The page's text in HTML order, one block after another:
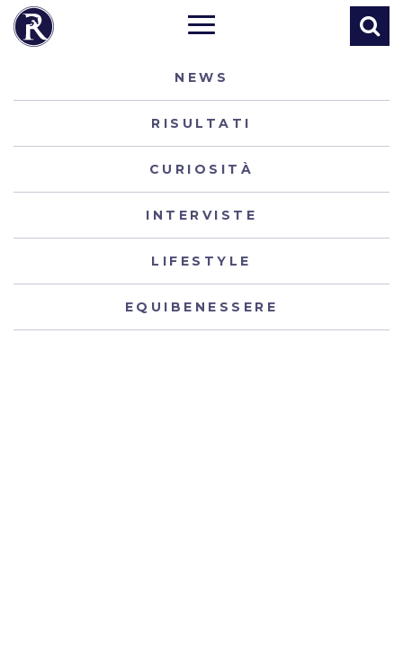
NEWS
RISULTATI
CURIOSITÀ
INTERVISTE
LIFESTYLE
EQUIBENESSERE